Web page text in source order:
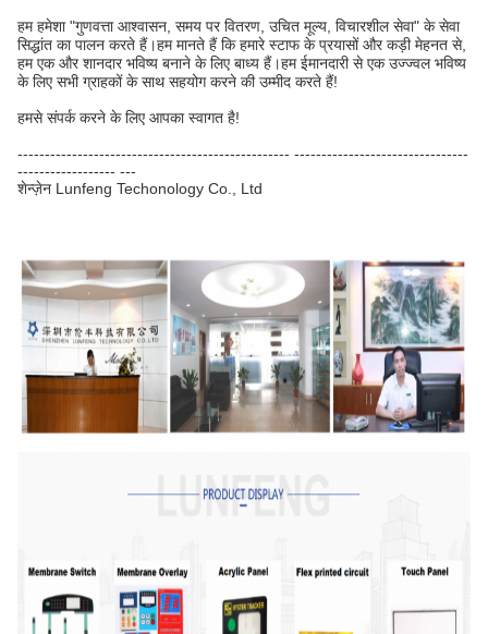
हम हमेशा "गुणवत्ता आश्वासन, समय पर वितरण, उचित मूल्य, विचारशील सेवा" के सेवा
सिद्धांत का पालन करते हैं।हम मानते हैं कि हमारे स्टाफ के प्रयासों और कड़ी मेहनत से,
हम एक और शानदार भविष्य बनाने के लिए बाध्य हैं।हम ईमानदारी से एक उज्ज्वल भविष्य
के लिए सभी ग्राहकों के साथ सहयोग करने की उम्मीद करते हैं!
हमसे संपर्क करने के लिए आपका स्वागत है!
-------------------------------------------------- --------------------------------
------------------ ---
शेन्ज़ेन Lunfeng Techonology Co., Ltd